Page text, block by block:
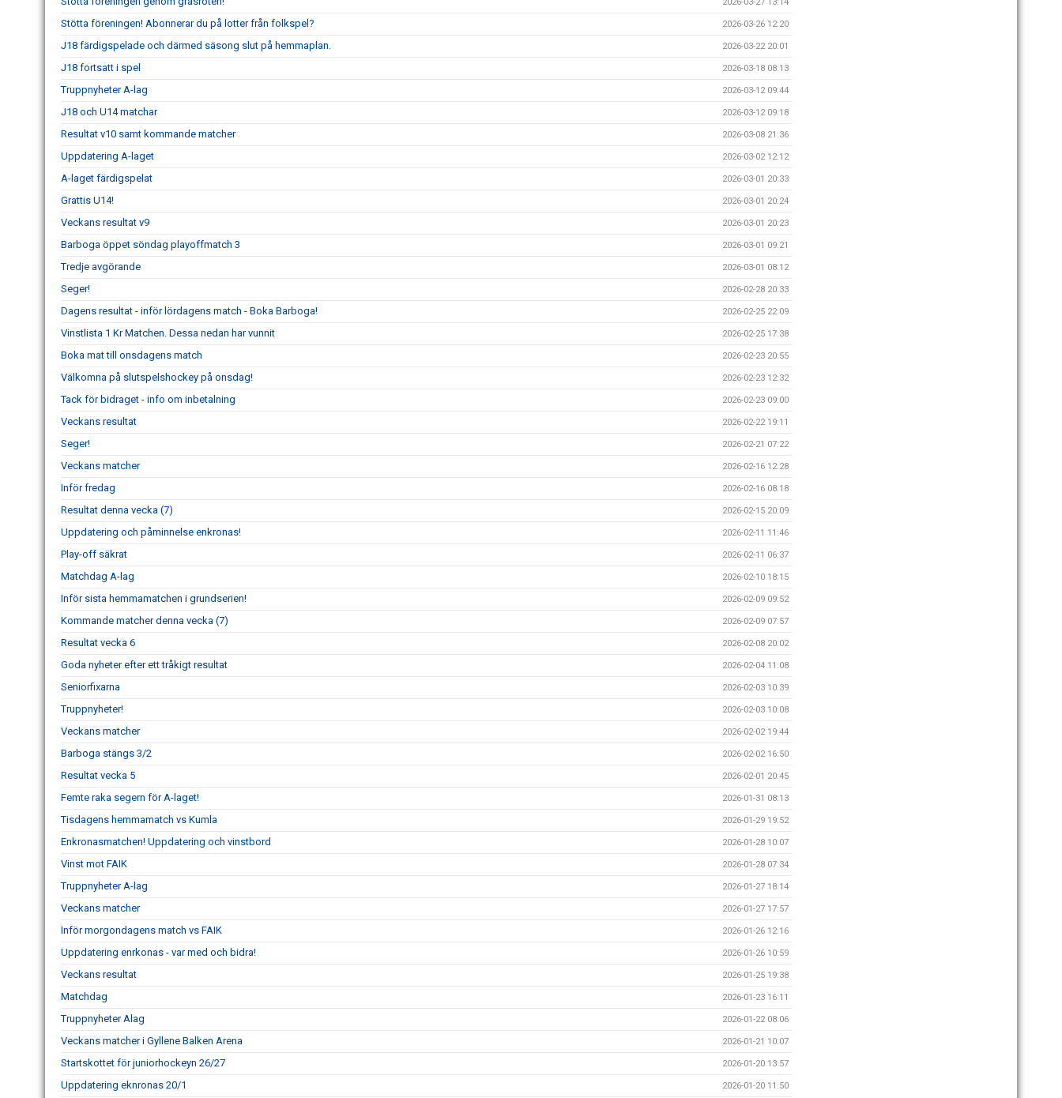
Stötta föreningen! Abonnerar du på lotter från folkspel? 2026-03-26 12:20
J18 färdigspelade och därmed säsong slut på hemmaplan. 2026-03-22 20:01
J18 fortsatt i spel 2026-03-18 08:13
Truppnyheter A-lag 2026-03-12 09:44
J18 och U14 matchar 2026-03-12 09:18
Resultat v10 samt kommande matcher 2026-03-08 21:36
Uppdatering A-laget 2026-03-02 12:12
A-laget färdigspelat 2026-03-01 20:33
Grattis U14! 2026-03-01 20:24
Veckans resultat v9 2026-03-01 20:23
Barboga öppet söndag playoffmatch 3 2026-03-01 09:21
Tredje avgörande 2026-03-01 08:12
Seger! 2026-02-28 20:33
Dagens resultat - inför lördagens match - Boka Barboga! 2026-02-25 22:09
Vinstlista 1 Kr Matchen. Dessa nedan har vunnit 2026-02-25 17:38
Boka mat till onsdagens match 2026-02-23 20:55
Välkomna på slutspelshockey på onsdag! 2026-02-23 12:32
Tack för bidraget - info om inbetalning 2026-02-23 09:00
Veckans resultat 2026-02-22 19:11
Seger! 2026-02-21 07:22
Veckans matcher 2026-02-16 12:28
Inför fredag 2026-02-16 08:18
Resultat denna vecka (7) 2026-02-15 20:09
Uppdatering och påminnelse enkronas! 2026-02-11 11:46
Play-off säkrat 2026-02-11 06:37
Matchdag A-lag 2026-02-10 18:15
Inför sista hemmamatchen i grundserien! 2026-02-09 09:52
Kommande matcher denna vecka (7) 2026-02-09 07:57
Resultat vecka 6 2026-02-08 20:02
Goda nyheter efter ett tråkigt resultat 2026-02-04 11:08
Seniorfixarna 2026-02-03 10:39
Truppnyheter! 2026-02-03 10:08
Veckans matcher 2026-02-02 19:44
Barboga stängs 3/2 2026-02-02 16:50
Resultat vecka 5 2026-02-01 20:45
Femte raka segern för A-laget! 2026-01-31 08:13
Tisdagens hemmamatch vs Kumla 2026-01-29 19:52
Enkronasmatchen! Uppdatering och vinstbord 2026-01-28 10:07
Vinst mot FAIK 2026-01-28 07:34
Truppnyheter A-lag 2026-01-27 18:14
Veckans matcher 2026-01-27 17:57
Inför morgondagens match vs FAIK 2026-01-26 12:16
Uppdatering enrkonas - var med och bidra! 2026-01-26 10:59
Veckans resultat 2026-01-25 19:38
Matchdag 2026-01-23 16:11
Truppnyheter Alag 2026-01-22 08:06
Veckans matcher i Gyllene Balken Arena 2026-01-21 10:07
Startskottet för juniorhockeyn 26/27 2026-01-20 13:57
Uppdatering eknronas 20/1 2026-01-20 11:50